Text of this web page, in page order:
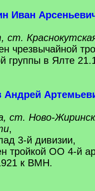
Иван
ст.
чрезвычайной
группы в Ялте
Андрей
ст. Ново-
,
3-й дивизии,
тройкой ОО 4-й
к ВМН.